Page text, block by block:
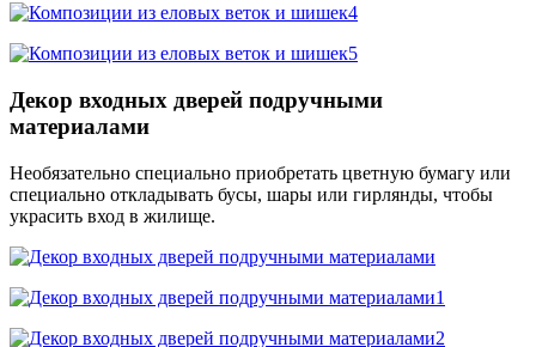
Декор входных дверей подручными
материалами
Необязательно специально приобретать цветную бумагу или
специально откладывать бусы, шары или гирлянды, чтобы
украсить вход в жилище.